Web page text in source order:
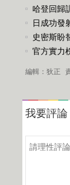
哈登回歸
日成功發
史密斯盼
官方實力
編輯：狄正